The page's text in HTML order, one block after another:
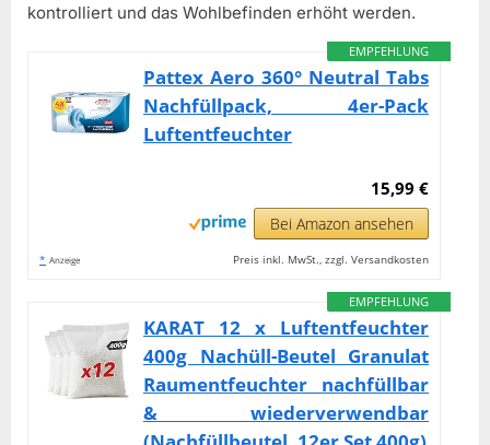
kontrolliert und das Wohlbefinden erhöht werden.
EMPFEHLUNG
Pattex Aero 360° Neutral Tabs
Nachfüllpack, 4er-Pack
Luftentfeuchter
15,99 €
Bei Amazon ansehen
* Anzeige Preis inkl. MwSt., zzgl. Versandkosten
EMPFEHLUNG
KARAT 12 x Luftentfeuchter
400g Nachüll-Beutel Granulat
Raumentfeuchter nachfüllbar
& wiederverwendbar